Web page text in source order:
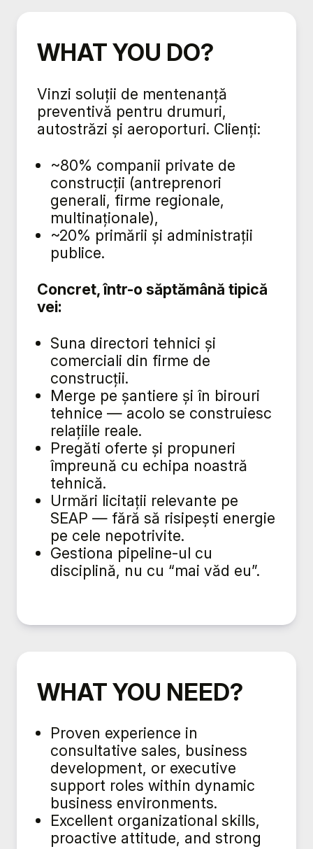
WHAT YOU DO?
Vinzi soluții de mentenanță
preventivă pentru drumuri,
autostrăzi și aeroporturi. Clienți:
~80% companii private de
construcții (antreprenori
generali, firme regionale,
multinaționale),
~20% primării și administrații
publice.
Concret, într-o săptămână tipică
vei:
Suna directori tehnici și
comerciali din firme de
construcții.
Merge pe șantiere și în birouri
tehnice — acolo se construiesc
relațiile reale.
Pregăti oferte și propuneri
împreună cu echipa noastră
tehnică.
Urmări licitații relevante pe
SEAP — fără să risipești energie
pe cele nepotrivite.
Gestiona pipeline-ul cu
disciplină, nu cu “mai văd eu”.
WHAT YOU NEED?
Proven experience in
consultative sales, business
development, or executive
support roles within dynamic
business environments.
Excellent organizational skills,
proactive attitude, and strong